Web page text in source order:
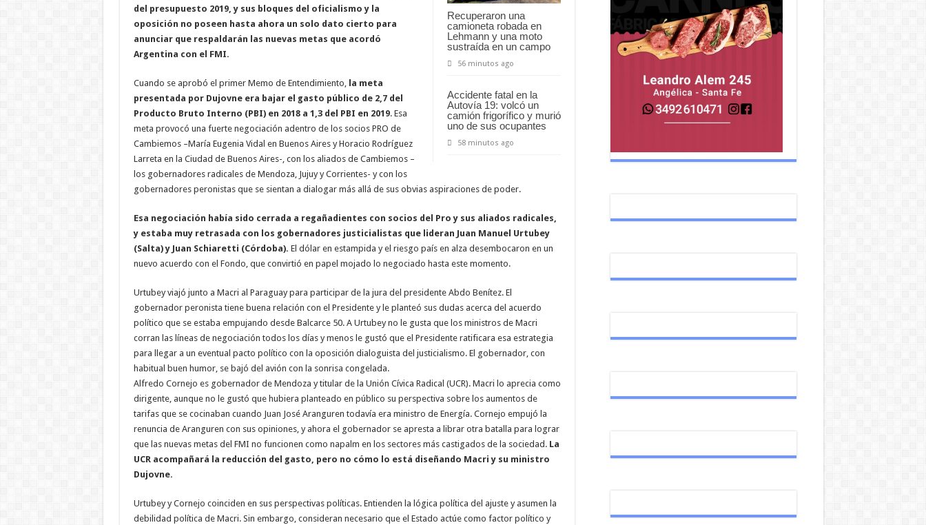
Recuperaron una
camioneta robada en
Lehmann y una moto
sustraída en un campo
56 minutos ago
Accidente fatal en la
Autovía 19: volcó un
camión frigorífico y murió
uno de sus ocupantes
58 minutos ago
del presupuesto 2019, y sus bloques del oficialismo y la
oposición no poseen hasta ahora un solo dato cierto para
anunciar que respaldarán las nuevas metas que acordó
Argentina con el FMI.
Cuando se aprobó el primer Memo de Entendimiento, la meta
presentada por Dujovne era bajar el gasto público de 2,7 del
Producto Bruto Interno (PBI) en 2018 a 1,3 del PBI en 2019. Esa
meta provocó una fuerte negociación adentro de los socios PRO de
Cambiemos –María Eugenia Vidal en Buenos Aires y Horacio Rodríguez
Larreta en la Ciudad de Buenos Aires-, con los aliados de Cambiemos –
los gobernadores radicales de Mendoza, Jujuy y Corrientes- y con los
gobernadores peronistas que se sientan a dialogar más allá de sus obvias aspiraciones de poder.
Esa negociación había sido cerrada a regañadientes con socios del Pro y sus aliados radicales,
y estaba muy retrasada con los gobernadores justicialistas que lideran Juan Manuel Urtubey
(Salta) y Juan Schiaretti (Córdoba). El dólar en estampida y el riesgo país en alza desembocaron en un
nuevo acuerdo con el Fondo, que convirtió en papel mojado lo negociado hasta este momento.
Urtubey viajó junto a Macri al Paraguay para participar de la jura del presidente Abdo Benítez. El
gobernador peronista tiene buena relación con el Presidente y le planteó sus dudas acerca del acuerdo
político que se estaba empujando desde Balcarce 50. A Urtubey no le gusta que los ministros de Macri
corran las líneas de negociación todos los días y menos le gustó que el Presidente ratificara esa estrategia
para llegar a un eventual pacto político con la oposición dialoguista del justicialismo. El gobernador, con
habitual buen humor, se bajó del avión con la sonrisa congelada.
Alfredo Cornejo es gobernador de Mendoza y titular de la Unión Cívica Radical (UCR). Macri lo aprecia como
dirigente, aunque no le gustó que hubiera planteado en público su perspectiva sobre los aumentos de
tarifas que se cocinaban cuando Juan José Aranguren todavía era ministro de Energía. Cornejo empujó la
renuncia de Aranguren con sus opiniones, y ahora el gobernador se apresta a librar otra batalla para lograr
que las nuevas metas del FMI no funcionen como napalm en los sectores más castigados de la sociedad. La
UCR acompañará la reducción del gasto, pero no cómo lo está diseñando Macri y su ministro
Dujovne.
Urtubey y Cornejo coinciden en sus perspectivas políticas. Entienden la lógica política del ajuste y asumen la
debilidad política de Macri. Sin embargo, consideran necesario que el Estado actúe como factor político y